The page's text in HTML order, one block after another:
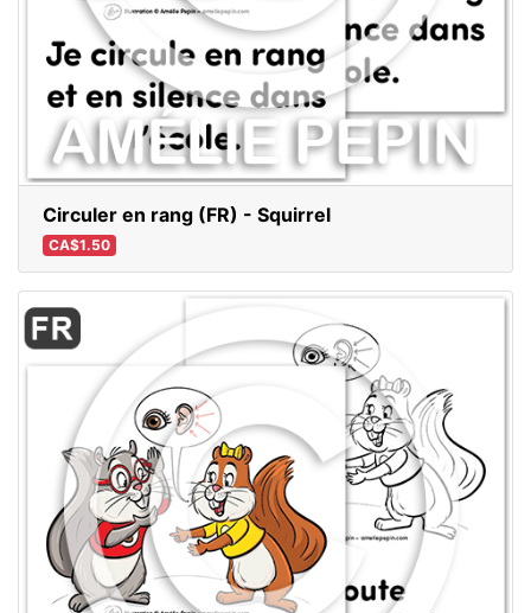
Circuler en rang (FR) - Squirrel
CA$1.50